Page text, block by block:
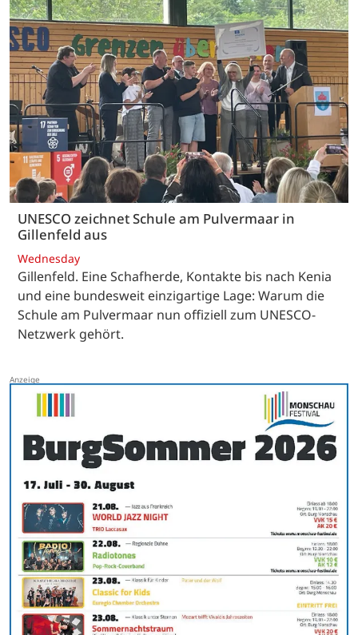
UNESCO zeichnet Schule am Pulvermaar in
Gillenfeld aus
Wednesday
Gillenfeld. Eine Schafherde, Kontakte bis nach Kenia
und eine bundesweit einzigartige Lage: Warum die
Schule am Pulvermaar nun offiziell zum UNESCO-
Netzwerk gehört.